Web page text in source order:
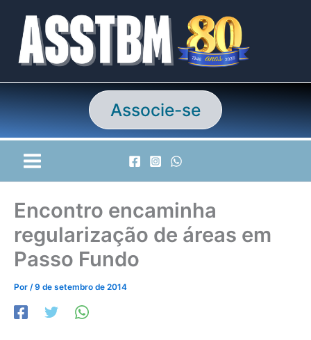
conteúdo
Associe-se
Encontro encaminha
regularização de áreas em
Passo Fundo
Por /9 de setembro de 2014